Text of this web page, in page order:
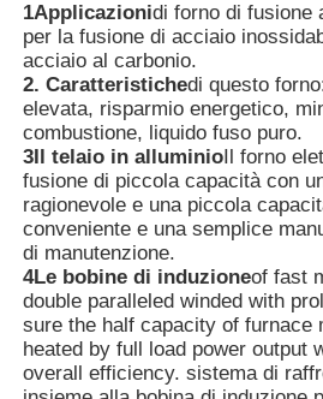
Casa
Prodotti
Mostra VR
Circa noi
Giro della fabbrica
1Applicazionidi forno di fusione
per la fusione di acciaio
acciaio al carbonio.
2. Caratteristichedi questo
elevata, risparmio energetico,
combustione, liquido fuso puro.
3Il telaio in alluminioIl forno
fusione di piccola capacità con
ragionevole e una piccola
conveniente e una semplice
di manutenzione.
4Le bobine di induzioneof fast
double paralleled winded with
sure the half capacity of furnace
heated by full load power output
overall efficiency. sistema di